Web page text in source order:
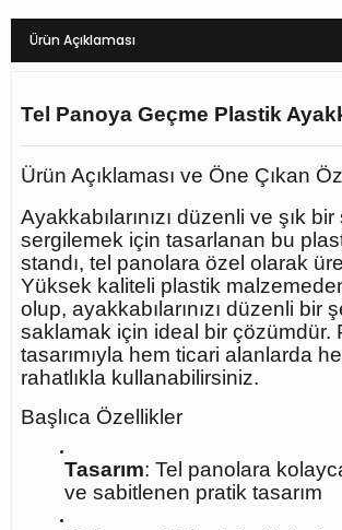
Ürün Açıklaması
Tel Panoya Geçme Plastik
Ürün Açıklaması ve Öne Çıkan
Ayakkabılarınızı düzenli ve şık
sergilemek için tasarlanan bu
standı, tel panolara özel olarak
Yüksek kaliteli plastik
olup, ayakkabılarınızı düzenli bir
saklamak için ideal bir çözümdür.
tasarımıyla hem ticari alanlarda
rahatlıkla kullanabilirsiniz.
Başlıca Özellikler
Tasarım: Tel panolara
ve sabitlenen pratik tasarım